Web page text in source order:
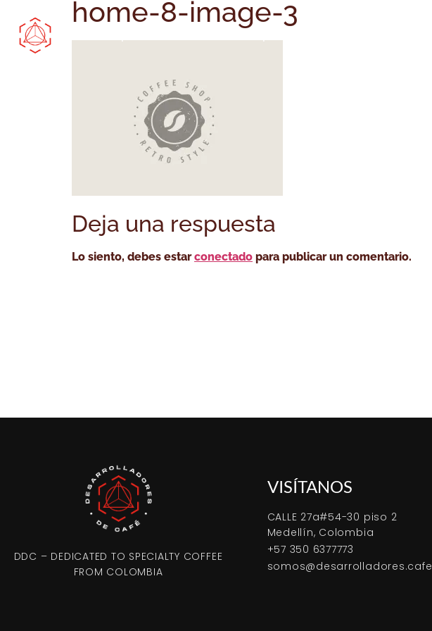
home-8-image-3
Deja una respuesta
Lo siento, debes estarconectado para publicar un comentario.
DDC – DEDICATED TO SPECIALTY COFFEE
FROM COLOMBIA
VISÍTANOS
CALLE 27a#54-30 piso 2
Medellín, Colombia
+57 350 6377773
somos@desarrolladores.cafe